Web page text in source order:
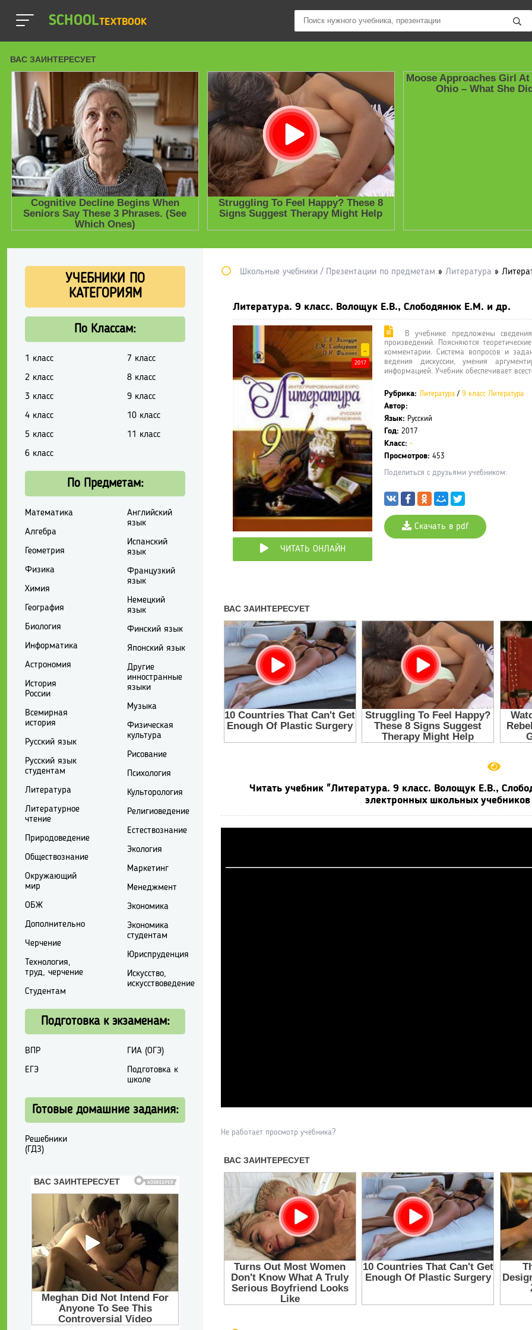
SCHOOLTEXTBOOK
Школьные учебники / Презентации по предметам » Литература »
Литература. 9 класс. Волощук Е.В., Слободянюк Е.М. и др.
-
2017
ЧИТАТЬ ОНЛАЙН
В учебнике предложены
произведений. Поясняются
комментарии. Система вопросов и
ведения дискуссии, умения
информацией. Учебник обеспечивает
Рубрика: Литература / 9 класс Литература
Автор:
Язык: Русский
Год: 2017
Класс: -
Просмотров: 453
Поделиться с друзьями учебником:
Скачать в pdf
Читать учебник "Литература. 9 класс. Волощук Е.В.,
электронных школьных
Не работает просмотр учебника?
УЧЕБНИКИ ПО
КАТЕГОРИЯМ
По Классам:
1 класс
2 класс
3 класс
4 класс
5 класс
6 класс
7 класс
8 класс
9 класс
10 класс
11 класс
По Предметам:
Математика
Алгебра
Геометрия
Физика
Химия
География
Биология
Информатика
Астрономия
История
России
Всемирная
история
Русский язык
Русский язык
студентам
Литература
Литературное
чтение
Природоведение
Обществознание
Окружающий
мир
ОБЖ
Дополнительно
Черчение
Технология,
труд, черчение
Студентам
Английский
язык
Испанский
язык
Французкий
язык
Немецкий
язык
Финский язык
Японский язык
Другие
инностранные
языки
Музыка
Физическая
культура
Рисование
Психология
Культорология
Религиоведение
Естествознание
Экология
Маркетинг
Менеджмент
Экономика
Экономика
студентам
Юриспруденция
Искусство,
искусствоведение
Подготовка к экзаменам:
ВПР
ЕГЭ
ГИА (ОГЭ)
Подготовка к
школе
Готовые домашние задания:
Решебники
(ГДЗ)